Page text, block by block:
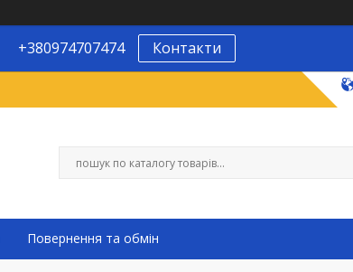
+380974707474 Контакти
Повернення та обмін